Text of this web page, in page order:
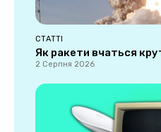
СТАТТІ
Як ракети вчаться
2 Серпня 2026